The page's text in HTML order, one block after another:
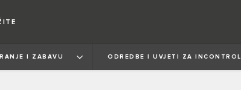
I ZABAVU ODREDBE I UVJETI ZA INCONTROL